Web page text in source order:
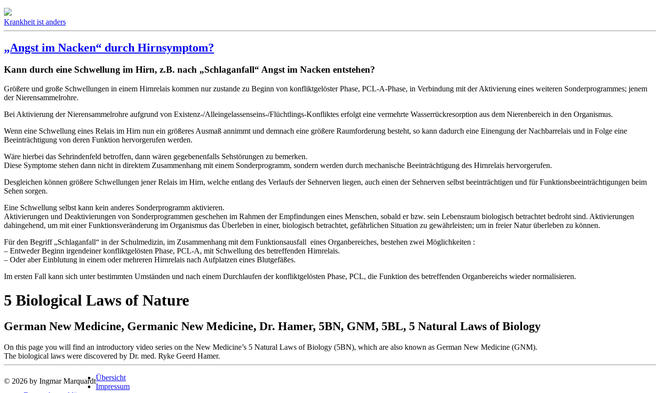
Krankheit ist anders
„Angst im Nacken“ durch Hirnsymptom?
Kann durch eine Schwellung im Hirn, z.B. nach „Schlaganfall“ Angst im Nacken entstehen?
Größere und große Schwellungen in einem Hirnrelais kommen nur zustande zu Beginn von konfliktgelöster Phase, PCL-A-Phase, in Verbindung mit der Aktivierung eines weiteren Sonderprogrammes; jenem
der Nierensammelrohre.
Bei Aktivierung der Nierensammelrohre aufgrund von Existenz-/Alleingelassenseins-/Flüchtlings-Konfliktes erfolgt eine vermehrte Wasserrückresorption aus dem Nierenbereich in den Organismus.
Wenn eine Schwellung eines Relais im Hirn nun ein größeres Ausmaß annimmt und demnach eine größere Raumforderung besteht, so kann dadurch eine Einengung der Nachbarrelais und in Folge eine
Beeinträchtigung von deren Funktion hervorgerufen werden.
Wäre hierbei das Sehrindenfeld betroffen, dann wären gegebenenfalls Sehstörungen zu bemerken.
Diese Symptome stehen dann nicht in direktem Zusammenhang mit einem Sonderprogramm, sondern werden durch mechanische Beeinträchtigung des Hirnrelais hervorgerufen.
Desgleichen können größere Schwellungen jener Relais im Hirn, welche entlang des Verlaufs der Sehnerven liegen, auch einen der Sehnerven selbst beeinträchtigen und für Funktionsbeeinträchtigungen beim
Sehen sorgen.
Eine Schwellung selbst kann kein anderes Sonderprogramm aktivieren.
Aktivierungen und Deaktivierungen von Sonderprogrammen geschehen im Rahmen der Empfindungen eines Menschen, sobald er bzw. sein Lebensraum biologisch betrachtet bedroht sind. Aktivierungen
dahingehend, um mit einer Funktionsveränderung im Organismus das Überleben in einer, biologisch betrachtet, gefährlichen Situation zu gewährleisten; um in freier Natur überleben zu können.
Für den Begriff „Schlaganfall“ in der Schulmedizin, im Zusammenhang mit dem Funktionsausfall eines Organbereiches, bestehen zwei Möglichkeiten :
– Entweder Beginn irgendeiner konfliktgelösten Phase, PCL-A, mit Schwellung des betreffenden Hirnrelais.
– Oder aber Einblutung in einem oder mehreren Hirnrelais nach Aufplatzen eines Blutgefäßes.
Im ersten Fall kann sich unter bestimmten Umständen und nach einem Durchlaufen der konfliktgelösten Phase, PCL, die Funktion des betreffenden Organbereichs wieder normalisieren.
5 Biological Laws of Nature
German New Medicine, Germanic New Medicine, Dr. Hamer, 5BN, GNM, 5BL, 5 Natural Laws of Biology
On this page you will find an introductory video series on the New Medicine’s 5 Natural Laws of Biology (5BN), which are also known as German New Medicine (GNM).
The biological laws were discovered by Dr. med. Ryke Geerd Hamer.
© 2026 by Ingmar MarquardtÜbersicht
Impressum